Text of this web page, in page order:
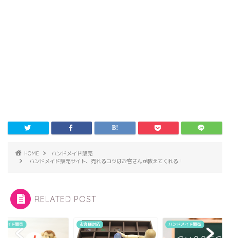
HOME
ハンドメイド販売
ハンドメイド販売サイト、売れるコツはお客さんが教えてくれる！
RELATED POST
ハンドメイド販売 ハンド